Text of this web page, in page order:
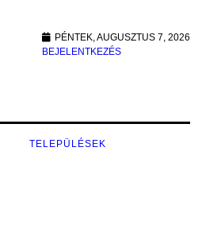
PÉNTEK, AUGUSZTUS 7, 2026
BEJELENTKEZÉS
TELEPÜLÉSEK